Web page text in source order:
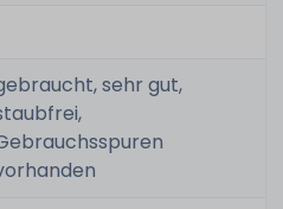
sehr gut,